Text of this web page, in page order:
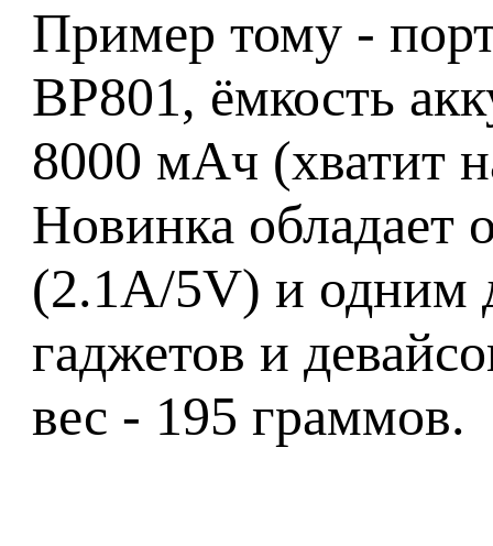
Пример тому -
BP801, ёмкость
8000 мАч (хватит
Новинка обладает
(2.1A/5V) и одним
гаджетов и
вес - 195 граммов.